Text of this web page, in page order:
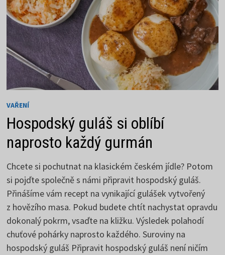
VAŘENÍ
Hospodský guláš si oblíbí
naprosto každý gurmán
Chcete si pochutnat na klasickém českém jídle? Potom
si pojďte společně s námi připravit hospodský guláš.
Přinášíme vám recept na vynikající gulášek vytvořený
z hovězího masa. Pokud budete chtít nachystat opravdu
dokonalý pokrm, vsaďte na kližku. Výsledek polahodí
chuťové pohárky naprosto každého. Suroviny na
hospodský guláš Připravit hospodský guláš není ničím